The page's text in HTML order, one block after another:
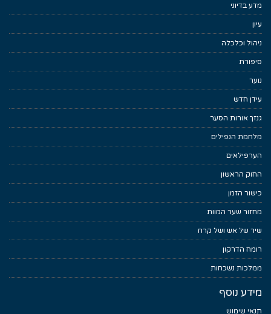
מדע בדיוני
עיון
ניהול וכלכלה
סיפורת
נוער
עידן חדש
גנזך אורות הסער
מלחמת הנפילים
הערפילאים
החוק הראשון
כישור הזמן
מחזור שער המוות
שיר של אש ושל קרח
רומח הדרקון
ממלכות נשכחות
מידע נוסף
תנאי שימוש